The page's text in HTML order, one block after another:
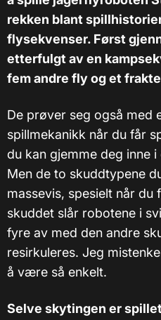
rekken blant
flysekvenser. Først
etterfulgt av en
fem andre fly og et
De prøver seg også med
spillmekanikk når du får
du kan gjemme deg inne
Men de to skuddtypene
massevis, spesielt når du
skuddet slår robotene i
fyre av med den andre
resirkuleres. Jeg
å være så enkelt.
Selve skytingen er